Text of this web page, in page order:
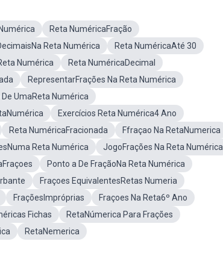
Reta NuméricaFração
Reta Numérica
Reta NuméricaAté 30
Numérica
Reta NuméricaDecimal
RepresentarFrações Na Reta Numérica
De UmaReta Numérica
Exercícios Reta Numérica4 Ano
Reta NuméricaFracionada
Ffraçao Na RetaNumerica
Reta Numérica
JogoFrações Na Reta Numérica
Ponto a De FraçãoNa Reta Numérica
Fraçoes EquivalentesRetas Numeria
FraçõesImpróprias
Fraçoes Na Reta6º Ano
Fichas
RetaNúmerica Para Frações
RetaNemerica